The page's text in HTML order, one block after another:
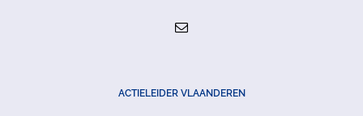
ACTIELEIDER VLAANDEREN